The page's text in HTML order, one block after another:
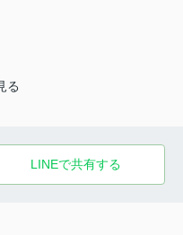
る
LINEで共有する